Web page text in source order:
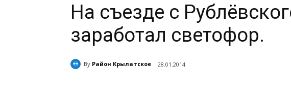
На съезде с
заработал светофор.
By Район Крылатское 28.01.2014